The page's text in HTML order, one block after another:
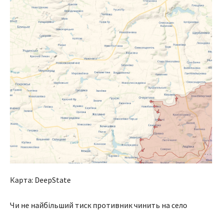
Карта: DeepState
Чи не найбільший тиск противник чинить на село